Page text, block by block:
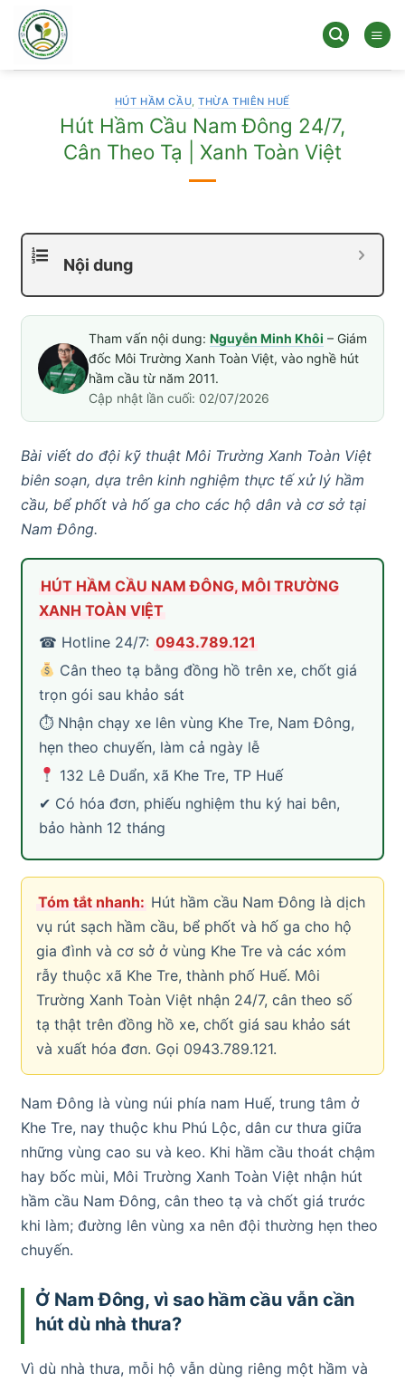
qua
dung
HÚT HẦM CẦU,THỪA THIÊN HUẾ
Hút Hầm Cầu Nam Đông 24/7,
Cân Theo Tạ | Xanh Toàn Việt
Nội dung
Tham vấn nội dung: Nguyễn Minh Khôi – Giám
đốc Môi Trường Xanh Toàn Việt, vào nghề hút
hầm cầu từ năm 2011.
Cập nhật lần cuối: 02/07/2026
Bài viết do đội kỹ thuật Môi Trường Xanh Toàn Việt
biên soạn, dựa trên kinh nghiệm thực tế xử lý hầm
cầu, bể phốt và hố ga cho các hộ dân và cơ sở tại
Nam Đông.
HÚT HẦM CẦU NAM ĐÔNG, MÔI TRƯỜNG
XANH TOÀN VIỆT
☎ Hotline 24/7: 0943.789.121
Cân theo tạ bằng đồng hồ trên xe, chốt giá
trọn gói sau khảo sát
⏱ Nhận chạy xe lên vùng Khe Tre, Nam Đông,
hẹn theo chuyến, làm cả ngày lễ
132 Lê Duẩn, xã Khe Tre, TP Huế
✔ Có hóa đơn, phiếu nghiệm thu ký hai bên,
bảo hành 12 tháng
Tóm tắt nhanh: Hút hầm cầu Nam Đông là dịch
vụ rút sạch hầm cầu, bể phốt và hố ga cho hộ
gia đình và cơ sở ở vùng Khe Tre và các xóm
rẫy thuộc xã Khe Tre, thành phố Huế. Môi
Trường Xanh Toàn Việt nhận 24/7, cân theo số
tạ thật trên đồng hồ xe, chốt giá sau khảo sát
và xuất hóa đơn. Gọi 0943.789.121.
Nam Đông là vùng núi phía nam Huế, trung tâm ở
Khe Tre, nay thuộc khu Phú Lộc, dân cư thưa giữa
những vùng cao su và keo. Khi hầm cầu thoát chậm
hay bốc mùi, Môi Trường Xanh Toàn Việt nhận hút
hầm cầu Nam Đông, cân theo tạ và chốt giá trước
khi làm; đường lên vùng xa nên đội thường hẹn theo
chuyến.
Ở Nam Đông, vì sao hầm cầu vẫn cần
hút dù nhà thưa?
Vì dù nhà thưa, mỗi hộ vẫn dùng riêng một hầm và